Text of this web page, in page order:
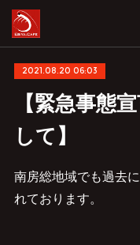
2021.08.20 06:03
【緊急事態
して】
南房総地域でも過去
れております。